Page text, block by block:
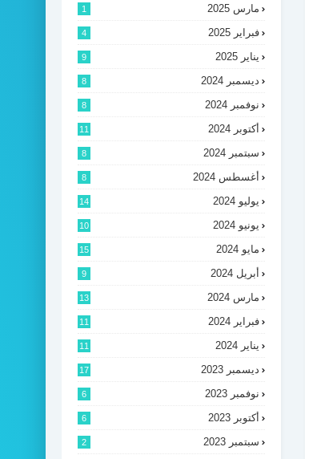
مارس 2025 1
فبراير 2025 4
يناير 2025 9
ديسمبر 2024 8
نوفمبر 2024 8
أكتوبر 2024 11
سبتمبر 2024 8
أغسطس 2024 8
يوليو 2024 14
يونيو 2024 10
مايو 2024 15
أبريل 2024 9
مارس 2024 13
فبراير 2024 11
يناير 2024 11
ديسمبر 2023 17
نوفمبر 2023 6
أكتوبر 2023 6
سبتمبر 2023 2